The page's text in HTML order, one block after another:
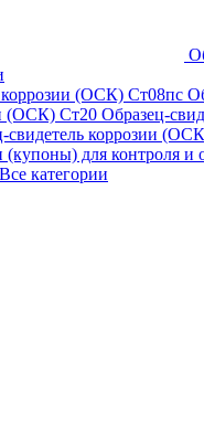
коррозии (ОСК) Ст08пс
(ОСК) Ст20 Образец-
свидетель коррозии
для контроля и
Все категории